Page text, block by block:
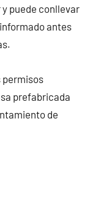
puede conllevar
antes
permisos
prefabricada
de